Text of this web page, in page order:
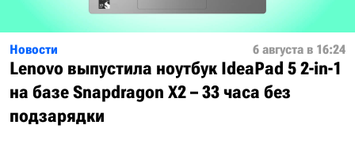
Новости 6 августа в 16:24
Lenovo выпустила ноутбук IdeaPad 5 2-in-1
на базе Snapdragon X2 – 33 часа без
подзарядки